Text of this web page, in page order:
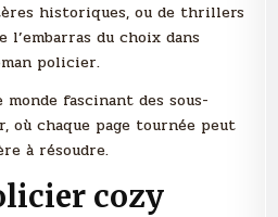
historiques, ou de thrillers
l’embarras du choix dans
policier.
monde fascinant des sous-
où chaque page tournée peut
à résoudre.
cozy